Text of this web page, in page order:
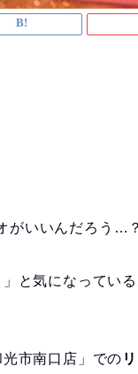
いいんだろう…
と気になってい
市南口店」での